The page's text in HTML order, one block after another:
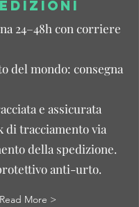
24–48h con corriere
del mondo: consegna
e assicurata
di tracciamento via
della spedizione.
anti-urto.
Read More >